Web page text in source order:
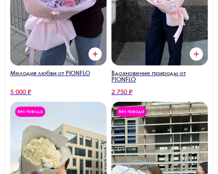
Мелодия любви от PIONFLO
5 000 ₽
Вдохновение природы от
PIONFLO
2 750 ₽
Без повода Без повода